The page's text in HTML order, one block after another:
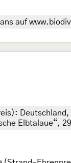
auf
Deutschland,
Elbtalaue“,